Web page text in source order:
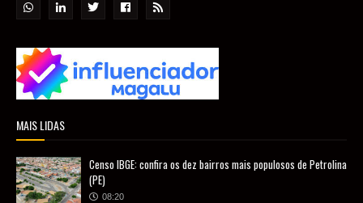
MAIS LIDAS
Censo IBGE: confira os dez bairros mais populosos de Petrolina
(PE)
08:20